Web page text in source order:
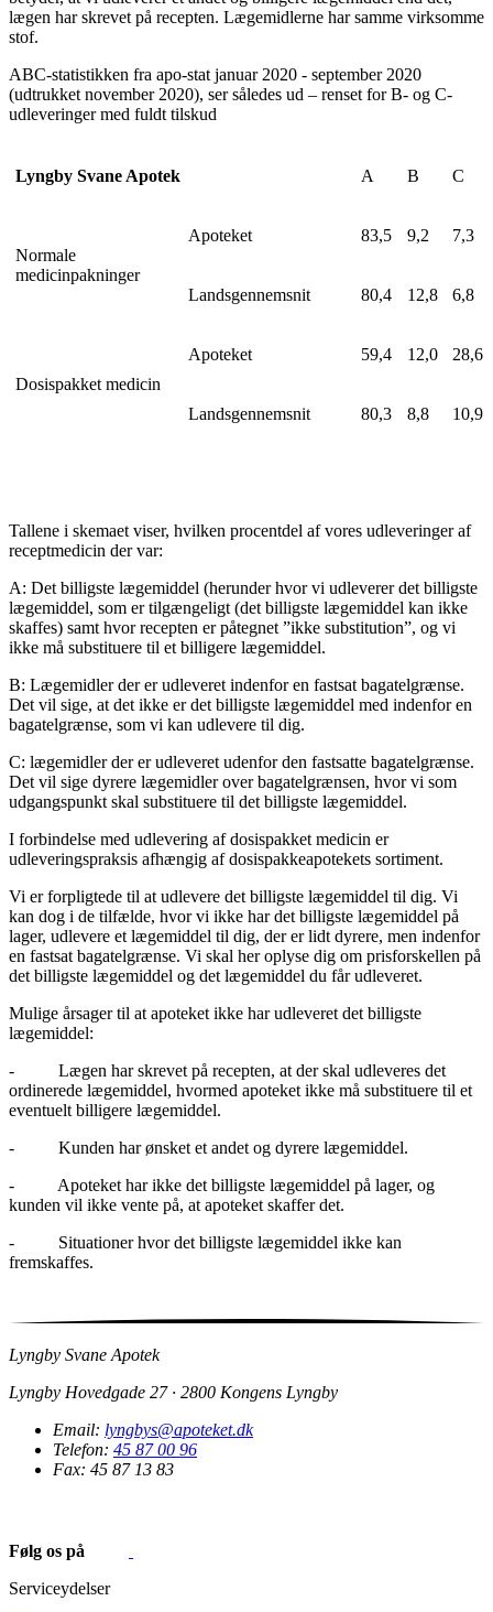
lægen har skrevet på recepten. Lægemidlerne har samme virksomme
stof.
ABC-statistikken fra apo-stat januar 2020 - september 2020
(udtrukket november 2020), ser således ud – renset for B- og C-
udleveringer med fuldt tilskud
Lyngby Svane Apotek A B C
Normale
medicinpakninger
Apoteket 83,5 9,2 7,3
Landsgennemsnit 80,4 12,8 6,8
Dosispakket medicin
Apoteket 59,4 12,0 28,6
Landsgennemsnit 80,3 8,8 10,9
Tallene i skemaet viser, hvilken procentdel af vores udleveringer af
receptmedicin der var:
A: Det billigste lægemiddel (herunder hvor vi udleverer det billigste
lægemiddel, som er tilgængeligt (det billigste lægemiddel kan ikke
skaffes) samt hvor recepten er påtegnet ”ikke substitution”, og vi
ikke må substituere til et billigere lægemiddel.
B: Lægemidler der er udleveret indenfor en fastsat bagatelgrænse.
Det vil sige, at det ikke er det billigste lægemiddel med indenfor en
bagatelgrænse, som vi kan udlevere til dig.
C: lægemidler der er udleveret udenfor den fastsatte bagatelgrænse.
Det vil sige dyrere lægemidler over bagatelgrænsen, hvor vi som
udgangspunkt skal substituere til det billigste lægemiddel.
I forbindelse med udlevering af dosispakket medicin er
udleveringspraksis afhængig af dosispakkeapotekets sortiment.
Vi er forpligtede til at udlevere det billigste lægemiddel til dig. Vi
kan dog i de tilfælde, hvor vi ikke har det billigste lægemiddel på
lager, udlevere et lægemiddel til dig, der er lidt dyrere, men indenfor
en fastsat bagatelgrænse. Vi skal her oplyse dig om prisforskellen på
det billigste lægemiddel og det lægemiddel du får udleveret.
Mulige årsager til at apoteket ikke har udleveret det billigste
lægemiddel:
- Lægen har skrevet på recepten, at der skal udleveres det
ordinerede lægemiddel, hvormed apoteket ikke må substituere til et
eventuelt billigere lægemiddel.
- Kunden har ønsket et andet og dyrere lægemiddel.
- Apoteket har ikke det billigste lægemiddel på lager, og
kunden vil ikke vente på, at apoteket skaffer det.
- Situationer hvor det billigste lægemiddel ikke kan
fremskaffes.
Lyngby Svane Apotek
Lyngby Hovedgade 27 · 2800 Kongens Lyngby
Email: lyngbys@apoteket.dk
Telefon: 45 87 00 96
Fax: 45 87 13 83
Følg os på
Serviceydelser